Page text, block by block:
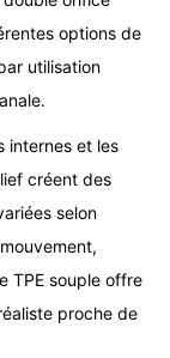
options de
utilisation
internes et les
créent des
selon
TPE souple offre
proche de